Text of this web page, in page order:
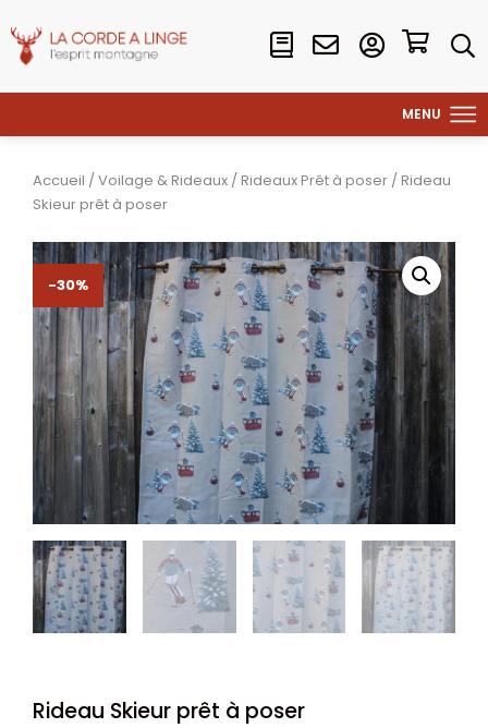
Accueil /Voilage & Rideaux / Rideaux Prêt à poser / Rideau
Skieur prêt à poser
-30%
Rideau Skieur prêt à poser